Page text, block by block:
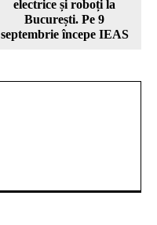
electrice și roboți la
București. Pe 9
septembrie începe IEAS